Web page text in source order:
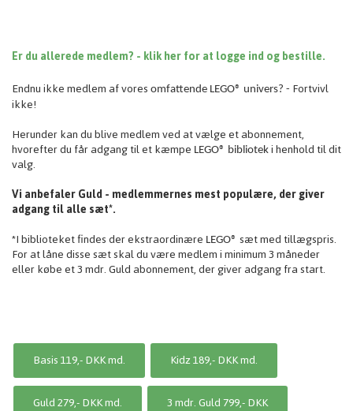
Er du allerede medlem? - klik her for at logge ind og bestille.
Endnu ikke medlem af vores omfattende LEGO® univers? - Fortvivl
ikke!
Herunder kan du blive medlem ved at vælge et abonnement,
hvorefter du får adgang til et kæmpe LEGO® bibliotek i henhold til dit
valg.
Vi anbefaler Guld - medlemmernes mest populære, der giver
adgang til alle sæt*.
*I biblioteket findes der ekstraordinære LEGO® sæt med tillægspris.
For at låne disse sæt skal du være medlem i minimum 3 måneder
eller købe et 3 mdr. Guld abonnement, der giver adgang fra start.
Basis 119,- DKK md.
Kidz 189,- DKK md.
Guld 279,- DKK md.
3 mdr. Guld 799,- DKK